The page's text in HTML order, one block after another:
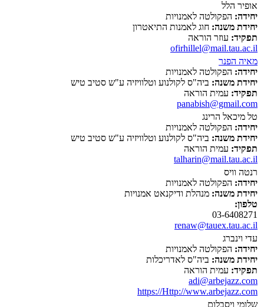
אופיר הלל
יחידה: הפקולטה לאמנויות
יחידת משנה: חוג לאמנות התיאטרון
תפקיד: עוזר הוראה
ofirhillel@mail.tau.ac.il
מאיה הפנר
יחידה: הפקולטה לאמנויות
יחידת משנה: ביה"ס לקולנוע וטלוויזיה ע"ש סטיב טיש
תפקיד: עמית הוראה
panabish@gmail.com
טל מיכאל הרינג
יחידה: הפקולטה לאמנויות
יחידת משנה: ביה"ס לקולנוע וטלוויזיה ע"ש סטיב טיש
תפקיד: עמית הוראה
talharin@mail.tau.ac.il
רנטה וויס
יחידה: הפקולטה לאמנויות
יחידת משנה: מנהלת ודיקנאט אמנויות
טלפון:
03-6408271
renaw@tauex.tau.ac.il
עדי וינברג
יחידה: הפקולטה לאמנויות
יחידת משנה: ביה"ס לאדריכלות
תפקיד: עמית הוראה
adi@arbejazz.com
https://Http://www.arbejazz.com
שלומי ויסבלום